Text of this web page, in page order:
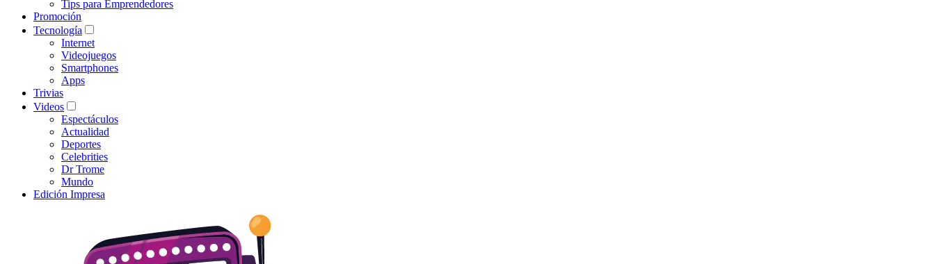
Tips para Emprendedores
Promoción
Tecnología
Internet
Videojuegos
Smartphones
Apps
Trivias
Videos
Espectáculos
Actualidad
Deportes
Celebrities
Dr Trome
Mundo
Edición Impresa